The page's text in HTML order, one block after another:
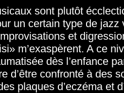
sont plutôt
un certain type de
et
m’exaspèrent. A ce
dès l’enfance
d’être confronté à des
plaques d’eczéma et